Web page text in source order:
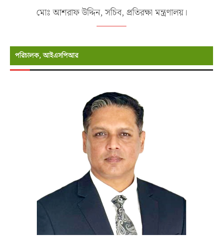
মোঃ আশরাফ উদ্দিন, সচিব, প্রতিরক্ষা মন্ত্রণালয়।
পরিচালক, আইএসপিআর